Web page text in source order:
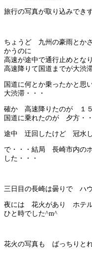
旅行の写真が取り込みで
ちょうど 九州の豪雨とか
かうのに
高速が途中で通行止めとな
高速降りて国道までが大渋
国道に何とか乗ったかと思
大渋滞・・・
確か 高速降りたのが １
国道に乗れたのが 夕方・
途中 迂回したけど 冠水し
で・・・結局 長崎市内の
した・・・
三日目の長崎は曇りで ハ
夜には 花火があり ホテ
ひと時でした^m^
花火の写真も ばっちりと